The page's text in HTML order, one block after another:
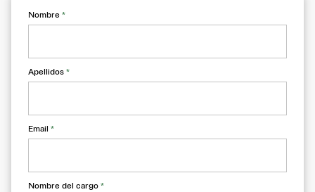
Nombre *
Apellidos *
Email *
Nombre del cargo *